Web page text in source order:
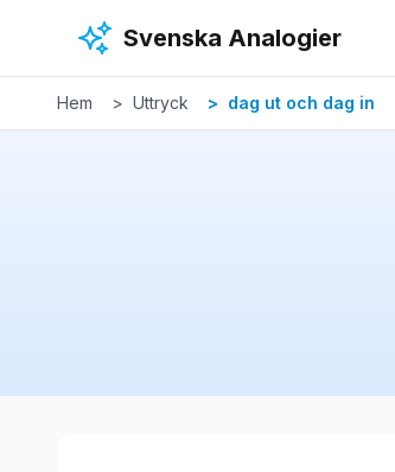
Svenska Analogier
Hem Uttryck dag ut och dag in